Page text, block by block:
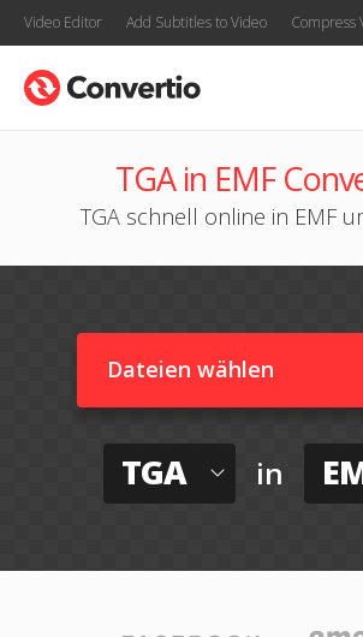
Video Editor Add Subtitles to Video Compress
TGA in EMF
TGA schnell online in EMF
Dateien wählen
TGA in